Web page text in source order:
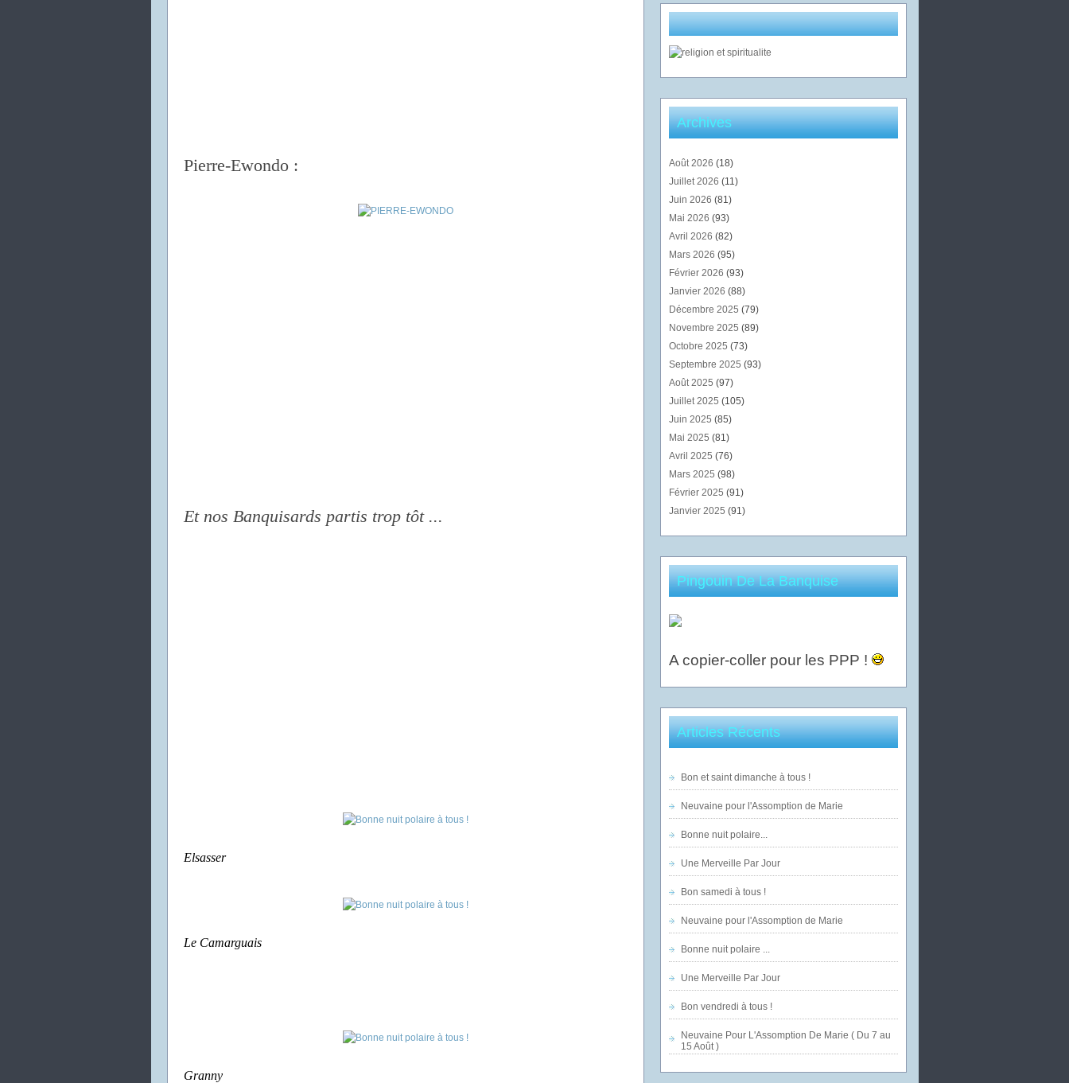
Pierre-Ewondo :
Et nos Banquisards partis trop tôt ...
Elsasser
Le Camarguais
Granny
Archives
Août 2026 (18)
Juillet 2026 (11)
Juin 2026 (81)
Mai 2026 (93)
Avril 2026 (82)
Mars 2026 (95)
Février 2026 (93)
Janvier 2026 (88)
Décembre 2025 (79)
Novembre 2025 (89)
Octobre 2025 (73)
Septembre 2025 (93)
Août 2025 (97)
Juillet 2025 (105)
Juin 2025 (85)
Mai 2025 (81)
Avril 2025 (76)
Mars 2025 (98)
Février 2025 (91)
Janvier 2025 (91)
Pingouin De La Banquise
A copier-coller pour les PPP !
Articles Récents
Bon et saint dimanche à tous !
Neuvaine pour l'Assomption de Marie
Bonne nuit polaire...
Une Merveille Par Jour
Bon samedi à tous !
Neuvaine pour l'Assomption de Marie
Bonne nuit polaire ...
Une Merveille Par Jour
Bon vendredi à tous !
Neuvaine Pour L'Assomption De Marie ( Du 7 au
15 Août )